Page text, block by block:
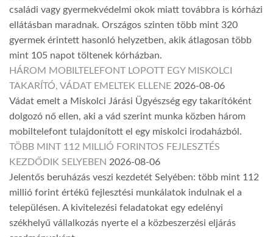
családi vagy gyermekvédelmi okok miatt továbbra is kórházi
ellátásban maradnak. Országos szinten több mint 320
gyermek érintett hasonló helyzetben, akik átlagosan több
mint 105 napot töltenek kórházban.
HÁROM MOBILTELEFONT LOPOTT EGY MISKOLCI
TAKARÍTÓ, VÁDAT EMELTEK ELLENE 2026-08-06
Vádat emelt a Miskolci Járási Ügyészség egy takarítóként
dolgozó nő ellen, aki a vád szerint munka közben három
mobiltelefont tulajdonított el egy miskolci irodaházból.
TÖBB MINT 112 MILLIÓ FORINTOS FEJLESZTÉS
KEZDŐDIK SELYEBEN 2026-08-06
Jelentős beruházás veszi kezdetét Selyében: több mint 112
millió forint értékű fejlesztési munkálatok indulnak el a
településen. A kivitelezési feladatokat egy edelényi
székhelyű vállalkozás nyerte el a közbeszerzési eljárás